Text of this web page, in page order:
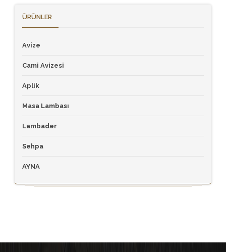
ÜRÜNLER
Avize
Cami Avizesi
Aplik
Masa Lambası
Lambader
Sehpa
AYNA